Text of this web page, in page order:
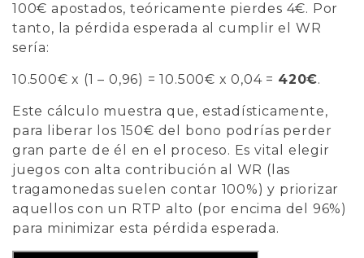
100€ apostados, teóricamente pierdes 4€. Por
tanto, la pérdida esperada al cumplir el WR
sería:
10.500€ x (1 – 0,96) = 10.500€ x 0,04 = 420€.
Este cálculo muestra que, estadísticamente,
para liberar los 150€ del bono podrías perder
gran parte de él en el proceso. Es vital elegir
juegos con alta contribución al WR (las
tragamonedas suelen contar 100%) y priorizar
aquellos con un RTP alto (por encima del 96%)
para minimizar esta pérdida esperada.